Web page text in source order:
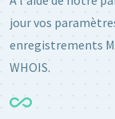
jour vos
enregistrements
WHOIS.